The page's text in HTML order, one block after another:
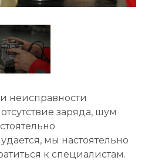
неисправности
заряда, шум
мы настоятельно
к специалистам.